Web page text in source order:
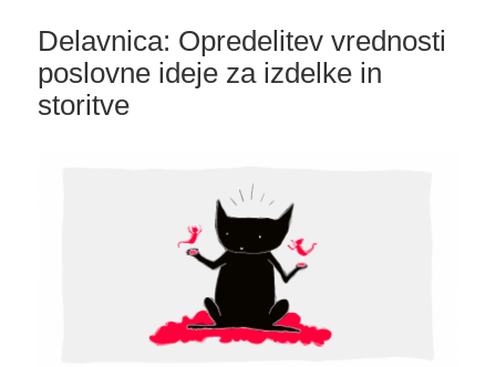
Delavnica: Opredelitev vrednosti
poslovne ideje za izdelke in
storitve